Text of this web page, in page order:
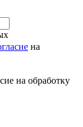
на
на обработку